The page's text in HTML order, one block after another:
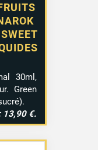
30ml,
Green
13,90 €.